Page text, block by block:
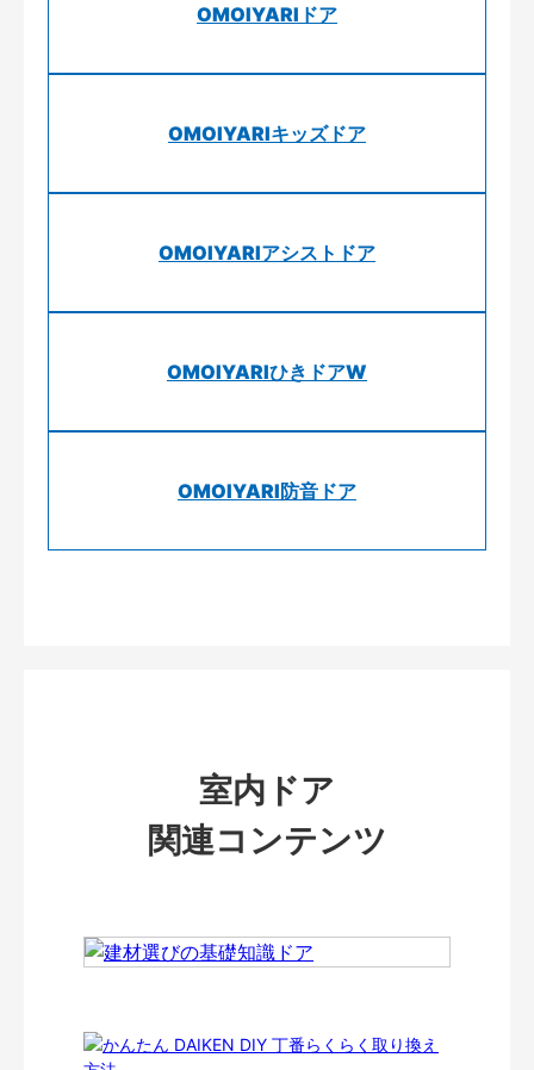
OMOIYARIドア
OMOIYARIキッズドア
OMOIYARIアシストドア
OMOIYARIひきドアW
OMOIYARI防音ドア
室内ドア
関連コンテンツ